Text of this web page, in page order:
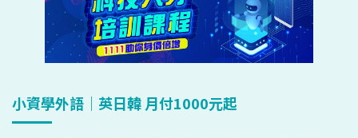
小資學外語｜英日韓 月付1000元起